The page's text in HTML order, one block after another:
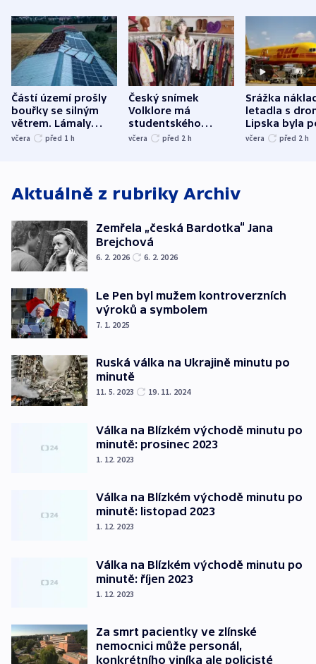
Částí území prošly
bouřky se silným
větrem. Lámaly
stromy a poničily
včera před 1 h
Český snímek
Volklore má
studentského
Oscara, zabojuje o
včera před 2 h
Srážka
letadla s
Lipska byla
německého
včera před 2 h
Aktuálně z rubriky Archiv
Zemřela „česká Bardotka“ Jana
Brejchová
6. 2. 2026 6. 2. 2026
Le Pen byl mužem kontroverzních
výroků a symbolem
7. 1. 2025
Ruská válka na Ukrajině minutu po
minutě
11. 5. 2023 19. 11. 2024
Válka na Blízkém východě minutu po
minutě: prosinec 2023
1. 12. 2023
Válka na Blízkém východě minutu po
minutě: listopad 2023
1. 12. 2023
Válka na Blízkém východě minutu po
minutě: říjen 2023
1. 12. 2023
Za smrt pacientky ve zlínské
nemocnici může personál,
konkrétního viníka ale policisté